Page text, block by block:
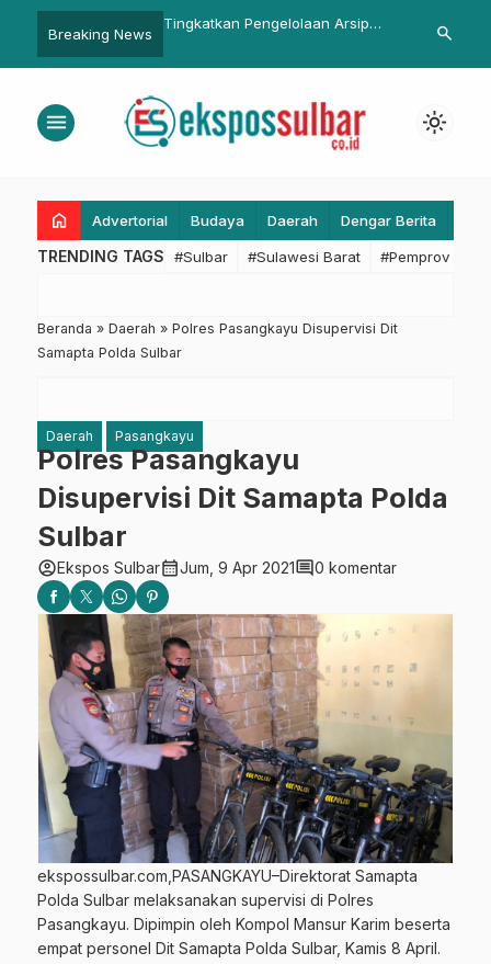
Breaking News
Arsip Biro
Ikuti Sosialisasi
Hari kedua, Animo Pendaftaran
Dana PUPR
Termasuk
search
menu light_mode
home Advertorial Budaya Daerah Dengar Berita
TRENDING TAGS #Sulbar #Sulawesi Barat #Pemprov
Beranda » Daerah » Polres Pasangkayu Disupervisi Dit
Samapta Polda Sulbar
Daerah Pasangkayu
Polres Pasangkayu
Disupervisi Dit Samapta Polda
Sulbar
account_circleEkspos Sulbarcalendar_monthJum, 9 Apr 2021comment0 komentar
ekspossulbar.com,PASANGKAYU–Direktorat Samapta
Polda Sulbar melaksanakan supervisi di Polres
Pasangkayu. Dipimpin oleh Kompol Mansur Karim beserta
empat personel Dit Samapta Polda Sulbar, Kamis 8 April.